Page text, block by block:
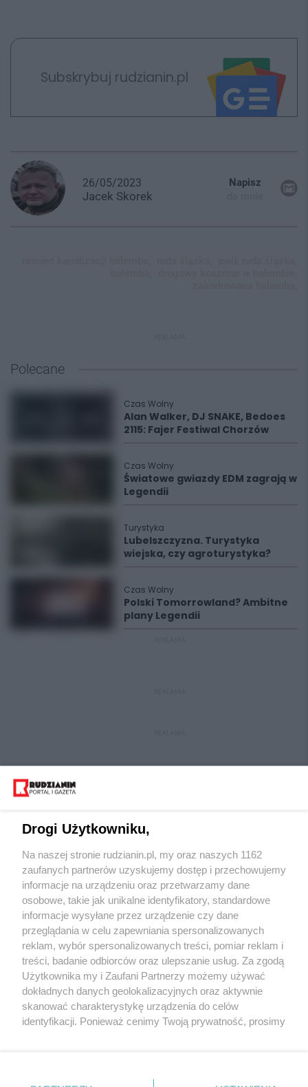
Subskrybuj rudzianin.pl
26/05/2023
Jacek Skorek
Napisz
Polecane
Czas Wolny
Alan Walker, DJ SNAKE, Bedoes
2115: Fajer Festiwal Chorzów
Czas Wolny
Światowe gwiazdy EDM zagrają w
Legendii
Turystyka
Lubelszczyzna. Turystyka
wiejska, czy agroturystyka?
Czas Wolny
Polski Tomorrowland? Ambitne
plany Legendii
Wydawca mediów lokalnych
Nie zapomnij
zapoznać się z:
polityką prywatności regulamin korzystania z portali
Twojemiasto
Piekary Śląskie
Chorzów
Tarnowskie Góry
Skontakuj sięz nami
Kontakt
Wydawca
Redakcja
Drogi Użytkowniku,
Na naszej stronie rudzianin.pl, my oraz naszych 1162
zaufanych partnerów uzyskujemy dostęp i przechowujemy
informacje na urządzeniu oraz przetwarzamy dane
osobowe, takie jak unikalne identyfikatory, standardowe
informacje wysyłane przez urządzenie czy dane
przeglądania w celu zapewniania spersonalizowanych
reklam, wybór spersonalizowanych treści, pomiar reklam i
treści, badanie odbiorców oraz ulepszanie usług. Za zgodą
Użytkownika my i Zaufani Partnerzy możemy używać
dokładnych danych geolokalizacyjnych oraz aktywnie
skanować charakterystykę urządzenia do celów
identyfikacji. Ponieważ cenimy Twoją prywatność, prosimy
prywatności znajdujący się w lewym dolnym rogu strony